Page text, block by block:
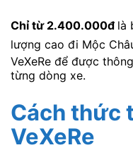
Chỉ từ 2.400.000đ là
lượng cao đi Mộc
VeXeRe để được
từng dòng xe.
Cách thức
VeXeRe